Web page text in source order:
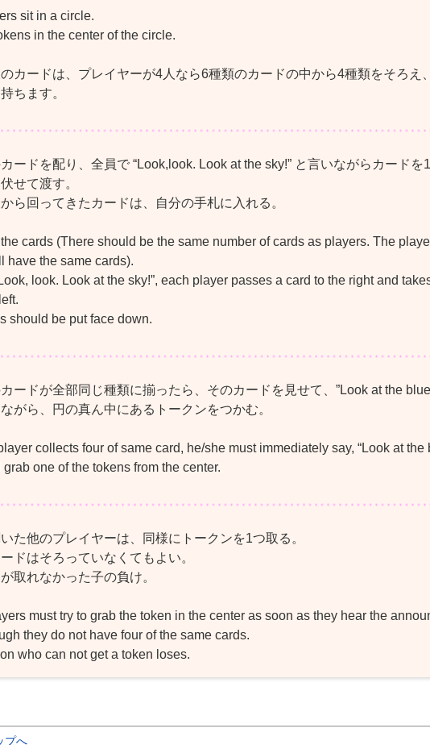
sit in a circle.
in the center of the circle.
カードは、プレイヤーが4人なら6種類のカードの中から4種類をそろえ
ちます。
ードを配り、全員で “Look,look. Look at the sky!” と言いながらカードを
せて渡す。
ら回ってきたカードは、自分の手札に入れる。
cards (There should be the same number of cards as players. The
have the same cards).
look. Look at the sky!”, each player passes a card to the right and
should be put face down.
ードが全部同じ種類に揃ったら、そのカードを見せて、”Look at the blue
がら、円の真ん中にあるトークンをつかむ。
collects four of same card, he/she must immediately say, “Look at the
grab one of the tokens from the center.
た他のプレイヤーは、同様にトークンを1つ取る。
ドはそろっていなくてもよい。
取れなかった子の負け。
must try to grab the token in the center as soon as they hear the
they do not have four of the same cards.
who can not get a token loses.
プへ